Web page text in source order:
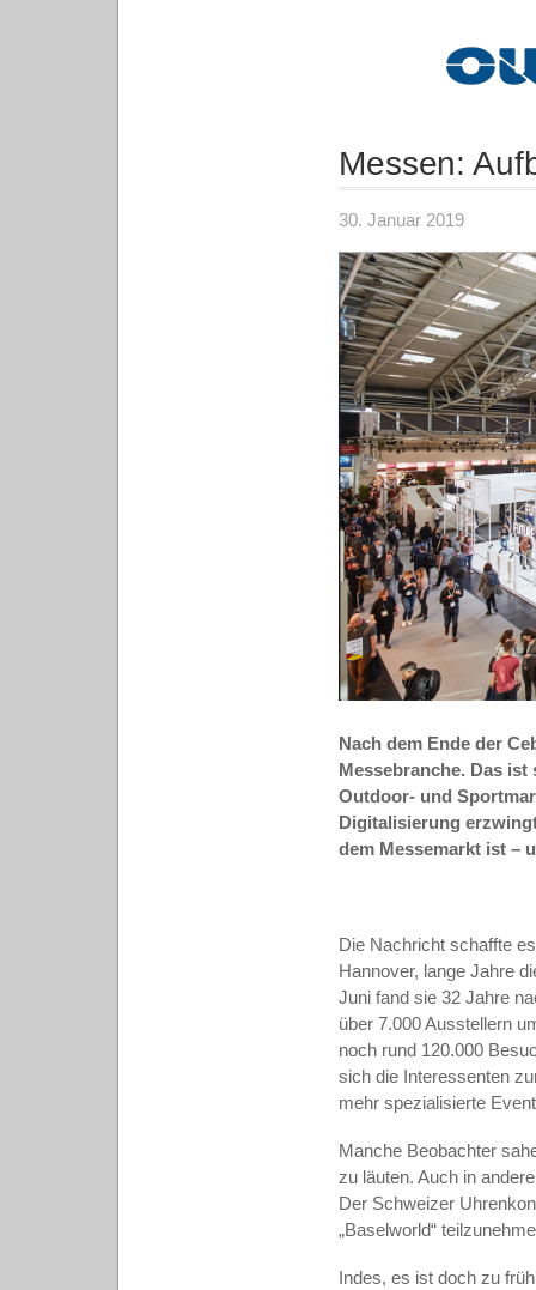
Messen:
30. Januar 2019
Nach dem Ende der
Messebranche. Das
Outdoor- und
Digitalisierung
dem Messemarkt ist –
Die Nachricht schaffte
Hannover, lange Jahre
Juni fand sie 32 Jahre
über 7.000 Ausstellern
noch rund 120.000
sich die Interessenten
mehr spezialisierte
Manche Beobachter
zu läuten. Auch in
Der Schweizer
„Baselworld“
Indes, es ist doch zu